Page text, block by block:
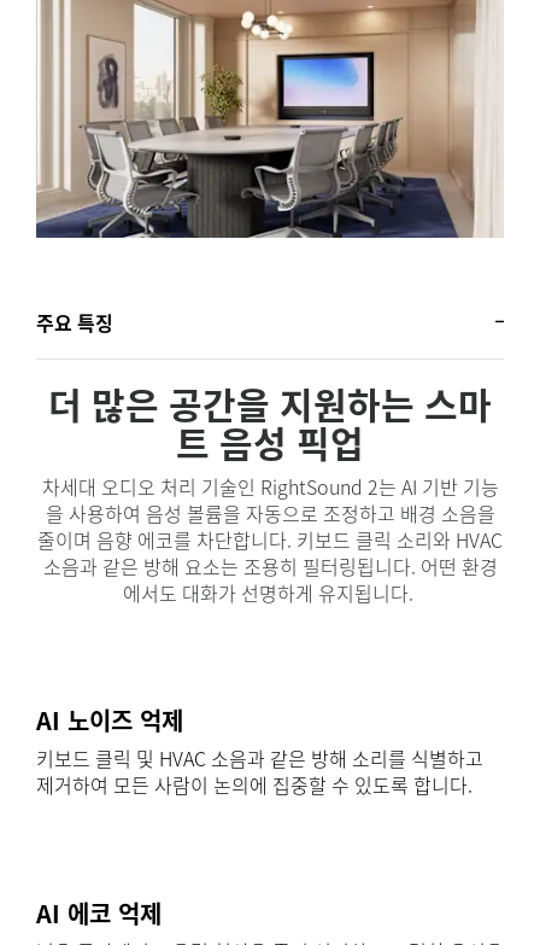
주요 특징
더 많은 공간을 지원하는 스마
트 음성 픽업
차세대 오디오 처리 기술인 RightSound 2는 AI 기반 기능
을 사용하여 음성 볼륨을 자동으로 조정하고 배경 소음을
줄이며 음향 에코를 차단합니다. 키보드 클릭 소리와 HVAC
소음과 같은 방해 요소는 조용히 필터링됩니다. 어떤 환경
에서도 대화가 선명하게 유지됩니다.
AI 노이즈 억제
키보드 클릭 및 HVAC 소음과 같은 방해 소리를 식별하고
제거하여 모든 사람이 논의에 집중할 수 있도록 합니다.
AI 에코 억제